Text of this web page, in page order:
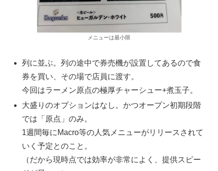
メニューは最小限
列に並ぶ。列の途中で券売機が設置してあるので食
券を買い、その場で店員に渡す。
今回はラーメン原点の極厚チャーシュー+煮玉子。
大盛りのオプションはなし。かつオープン初期段階
では「原点」のみ。
1週間毎にMacro等の人気メニューがリリースされて
いく予定とのこと。
（だから現時点では効率が非常によく、提供スピー